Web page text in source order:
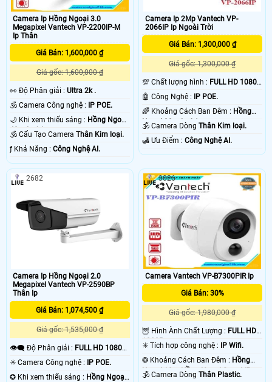
Camera Ip Hồng Ngoại 3.0
Megapixel Vantech VP-2200IP-M
Ip Thân
Giá Bán: 1,600,000 ₫
Giá gốc: 1,600,000 ₫
️👀 Độ Phân giải : Ultra 2k .
🕉️ Camera Công nghệ : IP POE.
🌙 Khi xem thiếu sáng : Hồng Ngoại
40m Led Array.
🕉️ Cấu Tạo Camera Thân Kim loại.
️ƒ Khả Năng : Công Nghệ AI.
Camera Ip 2Mp Vantech VP-
2066IP Ip Ngoài Trời
Giá Bán: 1,300,000 ₫
Giá gốc: 1,300,000 ₫
💯 Chất lượng hình : FULL HD 1080P
.
🤖️ Công Nghệ : IP POE.
🌈 Khoảng Cách Ban Đêm : Hồng
Ngoại 30m Led Array.
🕉️ Camera DòngThân Kim loại.
️🛃 Ưu Điểm :Công Nghệ AI.
Camera Ip Hồng Ngoại 2.0
Megapixel Vantech VP-2590BP
Thân Ip
Giá Bán: 1,074,500 ₫
Giá gốc: 1,535,000 ₫
👁️‍🗨 Độ Phân giải : FULL HD 1080P
.
✳️ Camera Công nghệ : IP POE.
✪ Khi xem thiếu sáng : Hồng Ngoại
2682
Camera Vantech VP-B7300PIR Ip
Giá Bán: 30%
Giá gốc: 1,980,000 ₫
🦉 Hình Ành Chất Lượng : FULL HD
1080P .
✳️ Tích hợp công nghệ : IP Wifi.
❂ Khoảng Cách Ban Đêm : Hồng
Ngoại 10m Hồng Ngoại Smart IR.
🕉️ Camera DòngThân Plastic.
3026